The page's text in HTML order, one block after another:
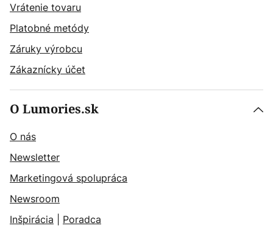
Vrátenie tovaru
Platobné metódy
Záruky výrobcu
Zákaznícky účet
O Lumories.sk
O nás
Newsletter
Marketingová spolupráca
Newsroom
Inšpirácia
Poradca